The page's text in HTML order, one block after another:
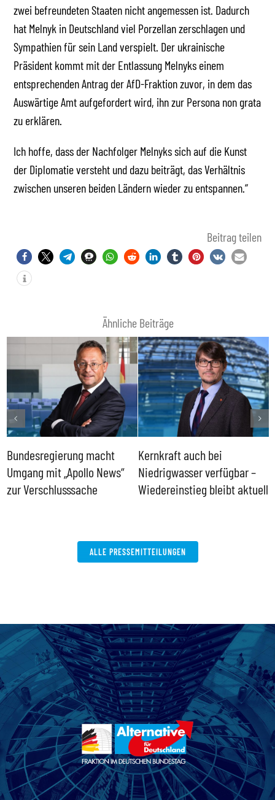
zwei befreundeten Staaten nicht angemessen ist. Dadurch
hat Melnyk in Deutschland viel Porzellan zerschlagen und
Sympathien für sein Land verspielt. Der ukrainische
Präsident kommt mit der Entlassung Melnyks einem
entsprechenden Antrag der AfD-Fraktion zuvor, in dem das
Auswärtige Amt aufgefordert wird, ihn zur Persona non grata
zu erklären.
Ich hoffe, dass der Nachfolger Melnyks sich auf die Kunst
der Diplomatie versteht und dazu beiträgt, das Verhältnis
zwischen unseren beiden Ländern wieder zu entspannen.“
Beitrag teilen
Ähnliche Beiträge
Bundesregierung macht
Umgang mit „Apollo News“
zur Verschlusssache
Kernkraft auch bei
Niedrigwasser verfügbar –
Wiedereinstieg bleibt aktuell
ALLE PRESSEMITTEILUNGEN